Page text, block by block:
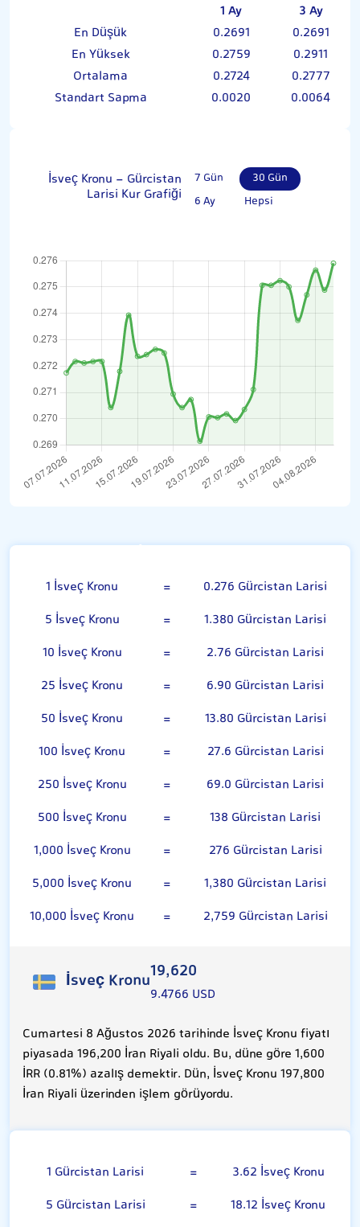
1 Ay
3 Ay
En Düşük
0.2691
0.2691
En Yüksek
0.2759
0.2911
Ortalama
0.2724
0.2777
Standart Sapma
0.0020 0.0064
İsveç Kronu - Gürcistan
Larisi Kur Grafiği
7 Gün
30 Gün
6 Ay
Hepsi
1 İsveç Kronu =
0.276 Gürcistan Larisi
5 İsveç Kronu
=
1.380 Gürcistan Larisi
10 İsveç Kronu
=
2.76 Gürcistan Larisi
25 İsveç Kronu
=
6.90 Gürcistan Larisi
50 İsveç Kronu
=
13.80 Gürcistan Larisi
100 İsveç Kronu
=
27.6 Gürcistan Larisi
250 İsveç Kronu
=
69.0 Gürcistan Larisi
500 İsveç Kronu
=
138 Gürcistan Larisi
1,000 İsveç Kronu
=
276 Gürcistan Larisi
5,000 İsveç Kronu
=
1,380 Gürcistan Larisi
10,000 İsveç Kronu
= 2,759 Gürcistan Larisi
İsveç Kronu19,620
9.4766 USD
Cumartesi 8 Ağustos 2026 tarihinde İsveç Kronu fiyatı
piyasada 196,200 İran Riyali oldu. Bu, düne göre 1,600
İRR (0.81%) azalış demektir. Dün, İsveç Kronu 197,800
İran Riyali üzerinden işlem görüyordu.
1 Gürcistan Larisi =
3.62 İsveç Kronu
5 Gürcistan Larisi
= 18.12 İsveç Kronu